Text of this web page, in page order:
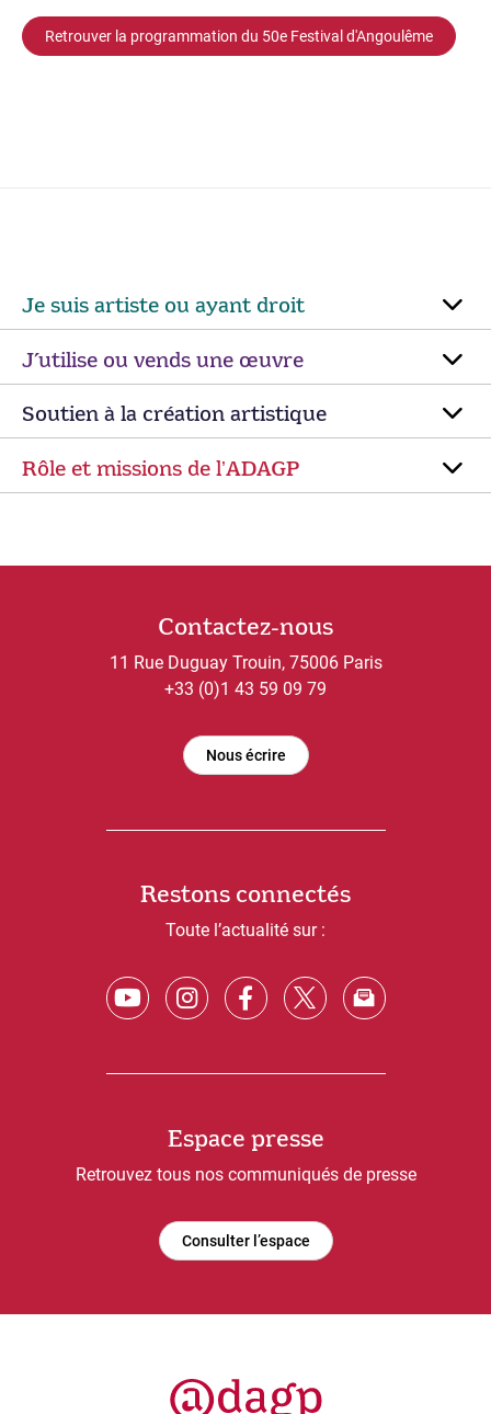
Retrouver la programmation du 50e Festival d'Angoulême
Je suis artiste ou ayant droit
J’utilise ou vends une œuvre
Soutien à la création artistique
Rôle et missions de lʼADAGP
Contactez-nous
11 Rue Duguay Trouin, 75006 Paris
+33 (0)1 43 59 09 79
Nous écrire
Restons connectés
Toute l’actualité sur :
Espace presse
Retrouvez tous nos communiqués de presse
Consulter l’espace